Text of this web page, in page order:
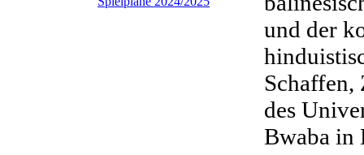
und der
Schaffen,
des
Bwaba in